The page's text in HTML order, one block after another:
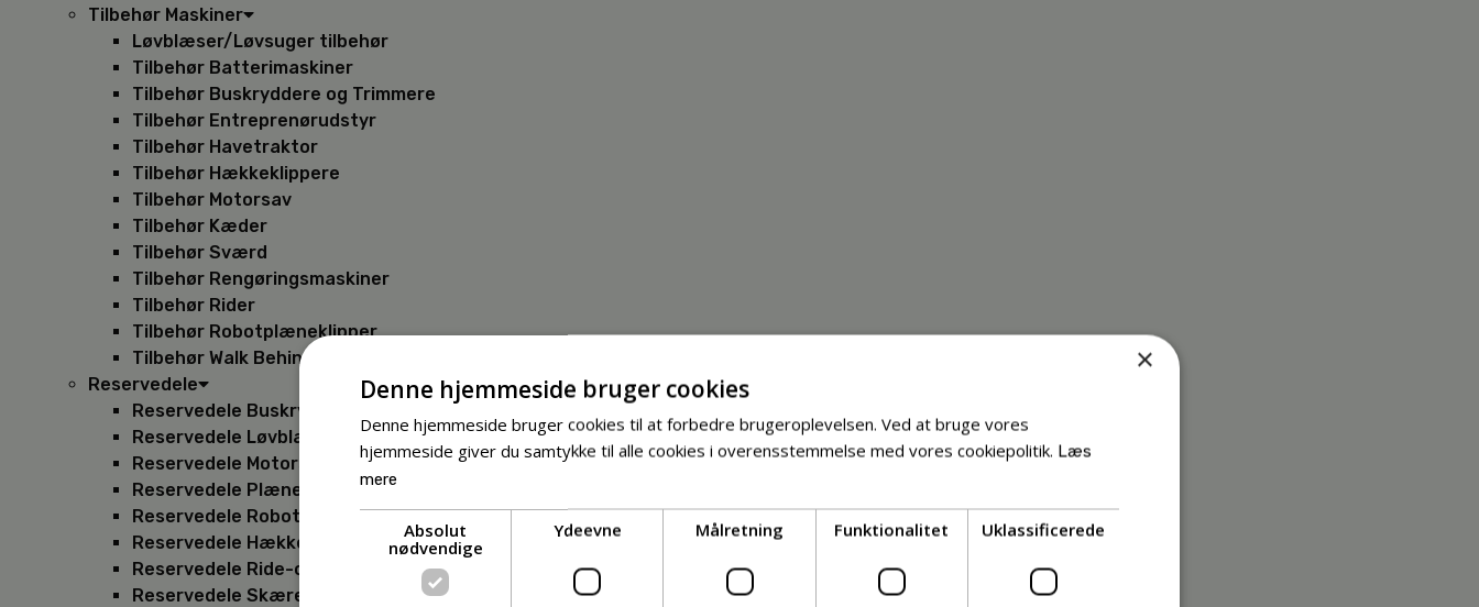
Tilbehør Maskiner
Løvblæser/Løvsuger tilbehør
Tilbehør Batterimaskiner
Tilbehør Buskryddere og Trimmere
Tilbehør Entreprenørudstyr
Tilbehør Havetraktor
Tilbehør Hækkeklippere
Tilbehør Motorsav
Tilbehør Kæder
Tilbehør Sværd
Tilbehør Rengøringsmaskiner
Tilbehør Rider
Tilbehør Robotplæneklipper
Tilbehør Walk Behind
Reservedele
Reservedele Buskryddere
Reservedele Løvblæsere
Reservedele Motorsave
Reservedele Plæneklippere
Reservedele Robotplæneklippere
Reservedele Hækkeklippere
Reservedele Ride-on
Reservedele Skæremaskiner
×
Denne hjemmeside bruger cookies
Denne hjemmeside bruger cookies til at forbedre brugeroplevelsen. Ved at bruge vores
hjemmeside giver du samtykke til alle cookies i overensstemmelse med vores cookiepolitik. Læs
mere
Absolut
nødvendige
Ydeevne Målretning Funktionalitet Uklassificerede